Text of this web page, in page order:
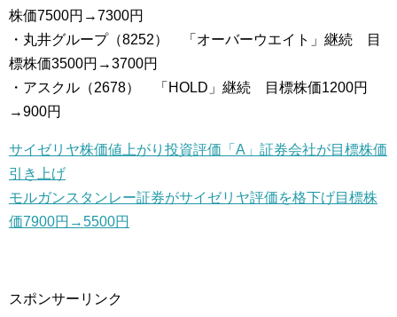
株価7500円→7300円
・丸井グループ（8252） 「オーバーウエイト」継続 目
標株価3500円→3700円
・アスクル（2678） 「HOLD」継続 目標株価1200円
→900円
サイゼリヤ株価値上がり投資評価「A」証券会社が目標株価
引き上げ
モルガンスタンレー証券がサイゼリヤ評価を格下げ目標株
価7900円→5500円
スポンサーリンク